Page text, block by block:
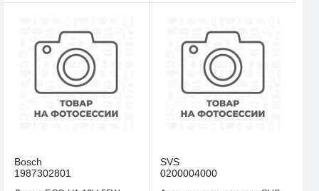
Bosch
1987302801
SVS
0200004000